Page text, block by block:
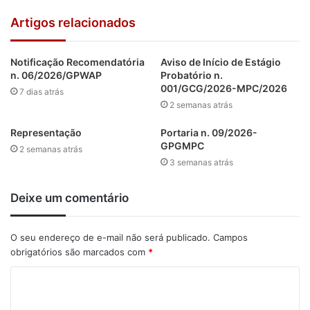
Artigos relacionados
Notificação Recomendatória
n. 06/2026/GPWAP
7 dias atrás
Aviso de Início de Estágio
Probatório n.
001/GCG/2026-MPC/2026
2 semanas atrás
Representação
2 semanas atrás
Portaria n. 09/2026-
GPGMPC
3 semanas atrás
Deixe um comentário
O seu endereço de e-mail não será publicado. Campos
obrigatórios são marcados com *